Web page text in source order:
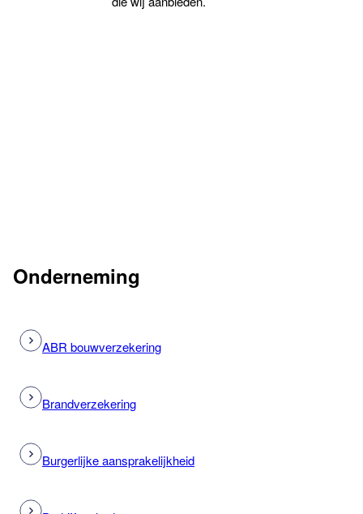
Onderneming
ABR bouwverzekering
Brandverzekering
Burgerlijke aansprakelijkheid